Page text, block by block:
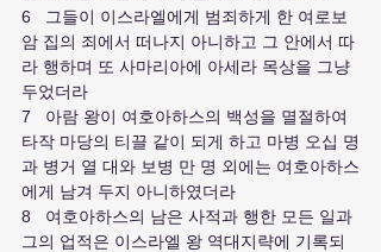
6   그들이 이스라엘에게 범죄하게 한 여로보
암 집의 죄에서 떠나지 아니하고 그 안에서 따
라 행하며 또 사마리아에 아세라 목상을 그냥
두었더라
7   아람 왕이 여호아하스의 백성을 멸절하여
타작 마당의 티끌 같이 되게 하고 마병 오십 명
과 병거 열 대와 보병 만 명 외에는 여호아하스
에게 남겨 두지 아니하였더라
8   여호아하스의 남은 사적과 행한 모든 일과
그의 업적은 이스라엘 왕 역대지략에 기록되